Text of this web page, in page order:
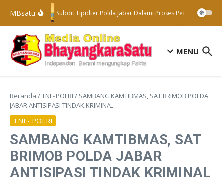
Lewati ke konten
MBsatu
Subdit Tipidter Polda Jabar Dalami Proses Penyelidikan
MENU
Beranda /TNI - POLRI / SAMBANG KAMTIBMAS, SAT BRIMOB POLDA
JABAR ANTISIPASI TINDAK KRIMINAL
TNI - POLRI
SAMBANG KAMTIBMAS, SAT
BRIMOB POLDA JABAR
ANTISIPASI TINDAK KRIMINAL